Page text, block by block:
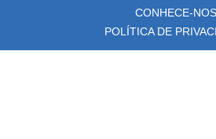
CONHECE-NOS
POLÍTICA DE